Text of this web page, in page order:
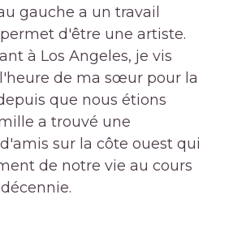
gauche a un travail
d'être une artiste.
à Los Angeles, je vis
de ma sœur pour la
que nous étions
a trouvé une
sur la côte ouest qui
de notre vie au cours